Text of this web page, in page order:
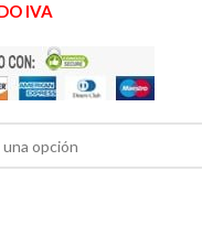
IVA